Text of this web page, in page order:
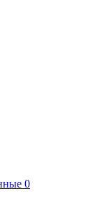
0